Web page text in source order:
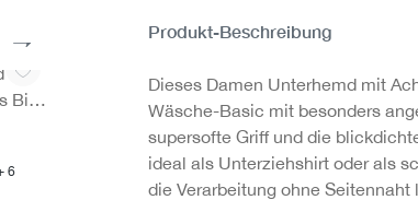
Produkt-Beschreibung
Dieses Damen Unterhemd mit
Wäsche-Basic mit besonders
supersofte Griff und die
ideal als Unterziehshirt oder als
die Verarbeitung ohne
Bio-
6
1
29,95 €